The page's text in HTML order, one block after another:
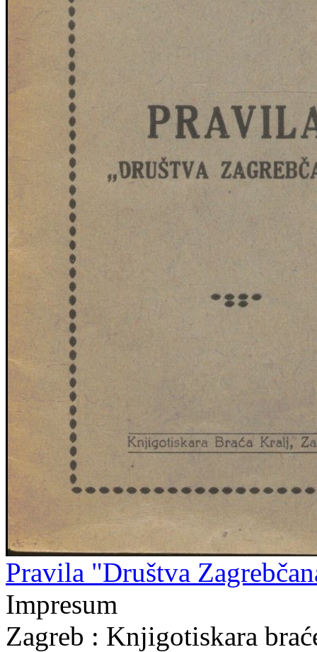
Pravila "Društva
Impresum
Zagreb : Knjigotiskara